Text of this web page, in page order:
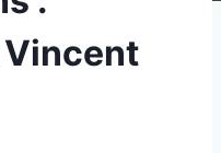
Vincent